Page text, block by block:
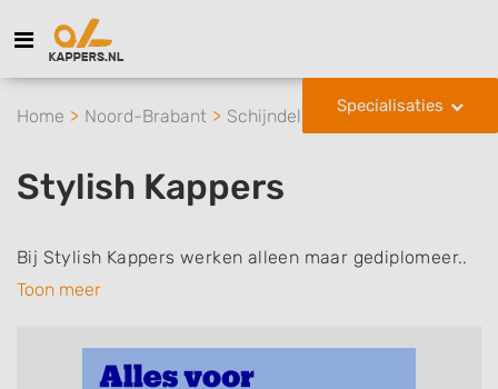
Specialisaties
Home Noord-Brabant Schijndel Stylish Kappers
Stylish Kappers
Bij Stylish Kappers werken alleen maar gediplomeer..
Toon meer